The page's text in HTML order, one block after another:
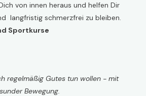
von innen heraus und helfen Dir
langfristig schmerzfrei zu bleiben.
Sportkurse
regelmäßig Gutes tun wollen - mit
Bewegung.